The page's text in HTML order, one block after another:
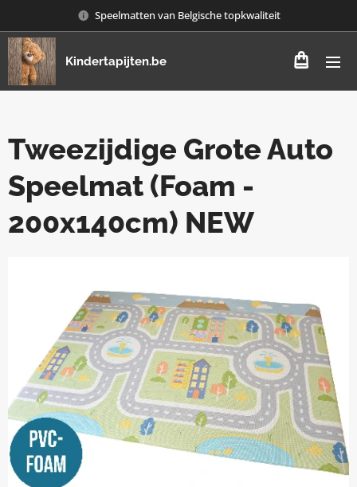
Speelmatten van Belgische topkwaliteit
Kindertapijten.be
Tweezijdige Grote Auto
Speelmat (Foam -
200x140cm) NEW